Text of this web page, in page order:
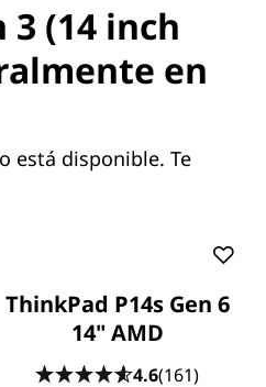
3 (14 inch
en
está disponible. Te
ThinkPad P14s Gen 6
14" AMD
4.6(161)